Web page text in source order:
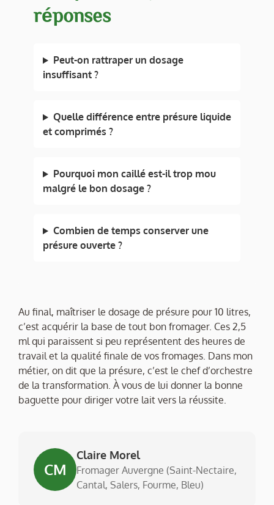
réponses
Peut-on rattraper un dosage
insuffisant ?
Quelle différence entre présure liquide
et comprimés ?
Pourquoi mon caillé est-il trop mou
malgré le bon dosage ?
Combien de temps conserver une
présure ouverte ?
Au final, maîtriser le dosage de présure pour 10 litres,
c’est acquérir la base de tout bon fromager. Ces 2,5
ml qui paraissent si peu représentent des heures de
travail et la qualité finale de vos fromages. Dans mon
métier, on dit que la présure, c’est le chef d’orchestre
de la transformation. À vous de lui donner la bonne
baguette pour diriger votre lait vers la réussite.
CM
Claire Morel
Fromager Auvergne (Saint-Nectaire,
Cantal, Salers, Fourme, Bleu)